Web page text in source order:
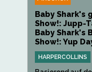
Baby Shark's
Show!: Jupp-
Baby Shark's
Show!: Yup
HARPERCOLLINS